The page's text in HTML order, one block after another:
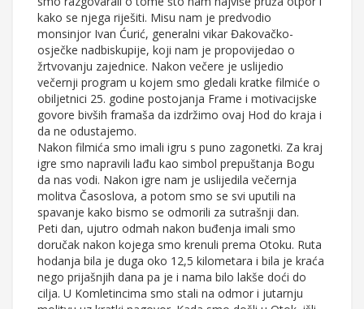
kako se njega riješiti. Misu nam je predvodio
monsinjor Ivan Ćurić, generalni vikar Đakovačko-
osječke nadbiskupije, koji nam je propovijedao o
žrtvovanju zajednice. Nakon večere je uslijedio
večernji program u kojem smo gledali kratke filmiće o
obiljetnici 25. godine postojanja Frame i motivacijske
govore bivših framaša da izdržimo ovaj Hod do kraja i
da ne odustajemo.
Nakon filmića smo imali igru s puno zagonetki. Za kraj
igre smo napravili lađu kao simbol prepuštanja Bogu
da nas vodi. Nakon igre nam je uslijedila večernja
molitva Časoslova, a potom smo se svi uputili na
spavanje kako bismo se odmorili za sutrašnji dan.
Peti dan, ujutro odmah nakon buđenja imali smo
doručak nakon kojega smo krenuli prema Otoku. Ruta
hodanja bila je duga oko 12,5 kilometara i bila je kraća
nego prijašnjih dana pa je i nama bilo lakše doći do
cilja. U Komletincima smo stali na odmor i jutarnju